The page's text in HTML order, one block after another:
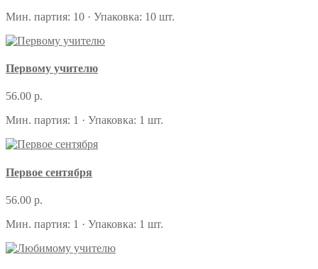
Мин. партия: 10 · Упаковка: 10 шт.
Первому учителю
56.00 р.
Мин. партия: 1 · Упаковка: 1 шт.
Первое сентября
56.00 р.
Мин. партия: 1 · Упаковка: 1 шт.